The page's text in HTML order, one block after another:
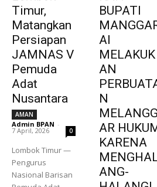
Timur,
Matangkan
Persiapan
JAMNAS V
Pemuda
Adat
Nusantara
AMAN
Admin BPAN -
7 April, 2026 0
Lombok Timur —
Pengurus
Nasional Barisan
BUPATI
AI
MELAKUK
AN
N
MELANGG
AR
KARENA
ANG-